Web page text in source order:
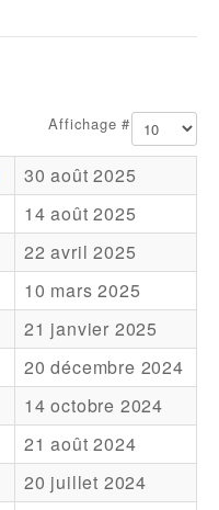
Affichage #
30 août 2025
14 août 2025
22 avril 2025
10 mars 2025
21 janvier 2025
20 décembre 2024
14 octobre 2024
21 août 2024
20 juillet 2024